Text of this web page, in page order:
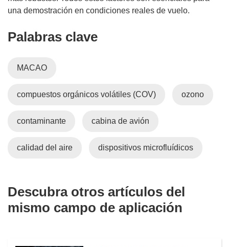
una demostración en condiciones reales de vuelo.
Palabras clave
MACAO
compuestos orgánicos volátiles (COV) ozono
contaminante cabina de avión
calidad del aire dispositivos microfluídicos
Descubra otros artículos del
mismo campo de aplicación